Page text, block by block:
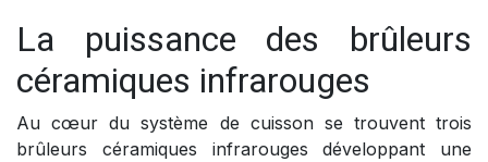
La puissance des brûleurs
céramiques infrarouges
Au cœur du système de cuisson se trouvent trois
brûleurs céramiques infrarouges développant une